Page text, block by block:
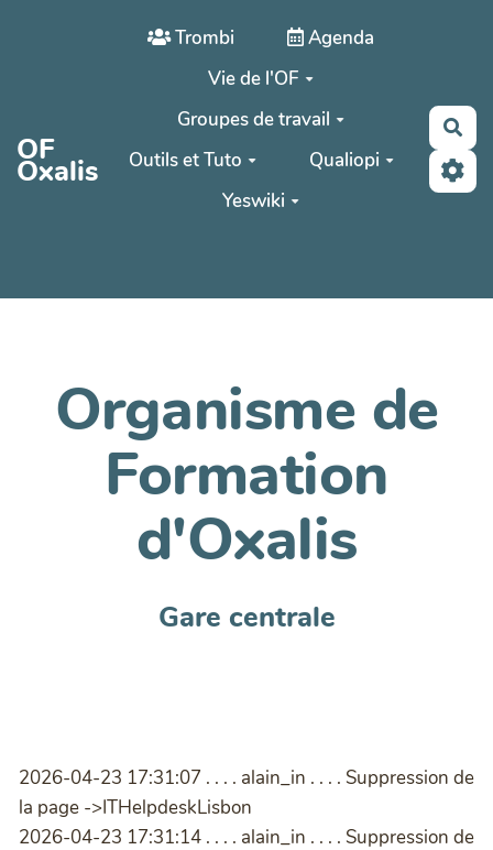
Aller au contenu principal
OF
Oxalis
Trombi
Agenda
Vie de l'OF
Groupes de travail
Outils et Tuto
Qualiopi
Yeswiki
Organisme de
Formation
d'Oxalis
Gare centrale
2026-04-23 17:31:07 . . . . alain_in . . . . Suppression de
la page ->ITHelpdeskLisbon
2026-04-23 17:31:14 . . . . alain_in . . . . Suppression de